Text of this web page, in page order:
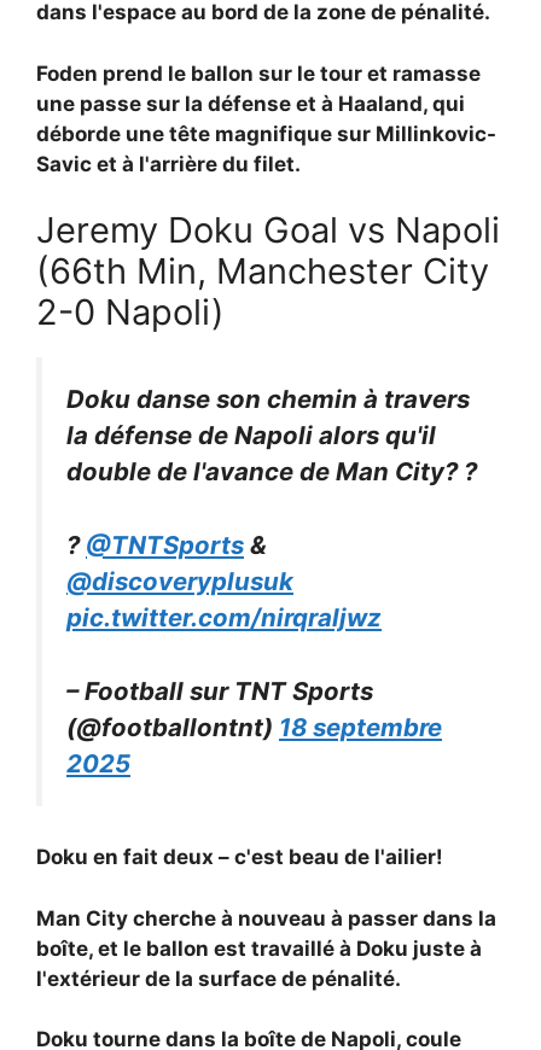
dans l'espace au bord de la zone de pénalité.
Foden prend le ballon sur le tour et ramasse
une passe sur la défense et à Haaland, qui
déborde une tête magnifique sur Millinkovic-
Savic et à l'arrière du filet.
Jeremy Doku Goal vs Napoli
(66th Min, Manchester City
2-0 Napoli)
Doku danse son chemin à travers
la défense de Napoli alors qu'il
double de l'avance de Man City? ‍?
? @TNTSports &
@discoveryplusuk
pic.twitter.com/nirqraljwz
– Football sur TNT Sports
(@footballontnt) 18 septembre
2025
Doku en fait deux – c'est beau de l'ailier!
Man City cherche à nouveau à passer dans la
boîte, et le ballon est travaillé à Doku juste à
l'extérieur de la surface de pénalité.
Doku tourne dans la boîte de Napoli, coule